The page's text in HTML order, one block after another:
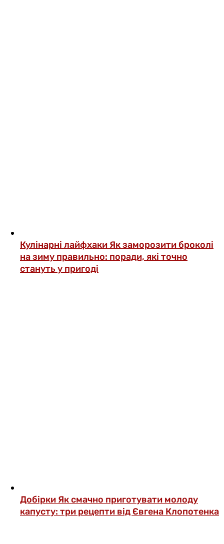
Кулінарні лайфхаки Як заморозити броколі
на зиму правильно: поради, які точно
стануть у пригоді
Добірки Як смачно приготувати молоду
капусту: три рецепти від Євгена Клопотенка